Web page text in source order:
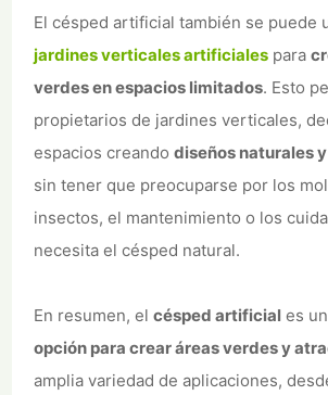
El césped artificial también se puede
jardines verticales artificiales para
verdes en espacios limitados. Esto
propietarios de jardines verticales,
espacios creandodiseños naturales
sin tener que preocuparse por los
insectos, el mantenimiento o los
necesita el césped natural.
En resumen, elcésped artificial es
opción para crear áreas verdes y
amplia variedad de aplicaciones,
Si lo prefieres, te
llamamos
Nombre
PROTECCIÓN DE DATOS: